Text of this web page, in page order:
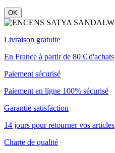
OK
Livraison gratuite
En France à partir de 80 € d'achats
Paiement sécurisé
Paiement en ligne 100% sécurisé
Garantie satisfaction
14 jours pour retourner vos articles
Charte de qualité